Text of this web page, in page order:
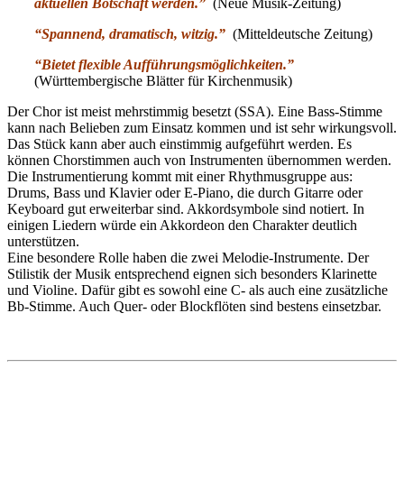
“Spannend, dramatisch, witzig.” (Mitteldeutsche Zeitung)
“Bietet flexible Aufführungsmöglichkeiten.”
(Württembergische Blätter für Kirchenmusik)
Der Chor ist meist mehrstimmig besetzt (SSA). Eine Bass-Stimme
kann nach Belieben zum Einsatz kommen und ist sehr wirkungsvoll.
Das Stück kann aber auch einstimmig aufgeführt werden. Es
können Chorstimmen auch von Instrumenten übernommen werden.
Die Instrumentierung kommt mit einer Rhythmusgruppe aus:
Drums, Bass und Klavier oder E-Piano, die durch Gitarre oder
Keyboard gut erweiterbar sind. Akkordsymbole sind notiert. In
einigen Liedern würde ein Akkordeon den Charakter deutlich
unterstützen.
Eine besondere Rolle haben die zwei Melodie-Instrumente. Der
Stilistik der Musik entsprechend eignen sich besonders Klarinette
und Violine. Dafür gibt es sowohl eine C- als auch eine zusätzliche
Bb-Stimme. Auch Quer- oder Blockflöten sind bestens einsetzbar.